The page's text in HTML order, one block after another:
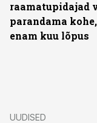
raamatupidajad
parandama
enam kuu lõpus
UUDISED